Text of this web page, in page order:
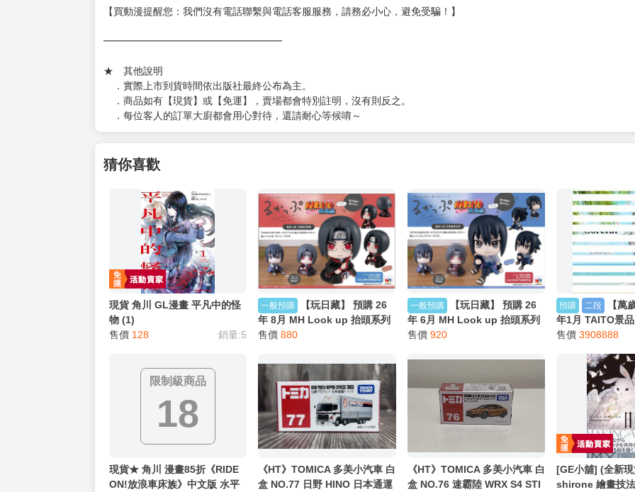
━━━━━━━━━━━━━━━━━━
（１）私訊留言
（２）於賣場商品頁留言
（３）訂單回覆留言
【買動漫提醒您：我們沒有電話聯繫與電話客服服務，請務必小心，避免受騙！】
★ 其他說明
．實際上市到貨時間依出版社最終公布為主。
．商品如有【現貨】或【免運】，賣場都會特別註明，沒有則反之。
．每位客人的訂單大廚都會用心對待，還請耐心等候唷～
猜你喜歡
物 (1)
售價 128 銷量:5
一般預購 【玩日藏】 預購 26
年 8月 MH Look up 抬頭系列
火影忍者 疾風傳 宇智波鼬 鼬
售價 880
【玩日藏】 預購 26
年 6月 MH Look up 抬頭系列
火影忍者 疾風傳 宇智波佐助 佐
售價 920
預購 二段 【萬
年1月 TAITO景
Coreful 井之上
售價 3908888